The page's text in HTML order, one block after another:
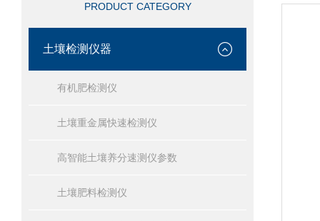
PRODUCT CATEGORY
土壤检测仪器
有机肥检测仪
土壤重金属快速检测仪
高智能土壤养分速测仪参数
土壤肥料检测仪